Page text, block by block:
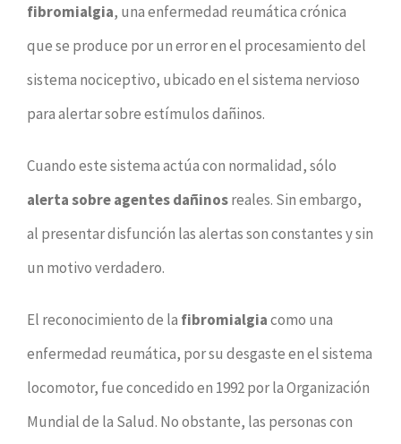
fibromialgia, una enfermedad reumática crónica
que se produce por un error en el procesamiento del
sistema nociceptivo, ubicado en el sistema nervioso
para alertar sobre estímulos dañinos.
Cuando este sistema actúa con normalidad, sólo
alerta sobre agentes dañinosreales. Sin embargo,
al presentar disfunción las alertas son constantes y sin
un motivo verdadero.
El reconocimiento de la fibromialgiacomo una
enfermedad reumática, por su desgaste en el sistema
locomotor, fue concedido en 1992 por la Organización
Mundial de la Salud. No obstante, las personas con